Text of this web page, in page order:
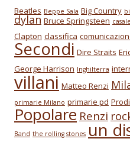
Beatles Beppe Sala Big Country
dylan Bruce Springsteen
Clapton classifica
Secondi Dire Straits
George Harrison Inghilterra
villani Matteo Renzi
primarie Milano primarie pd Prodi
Popolare Renzi
Band the rolling stones un